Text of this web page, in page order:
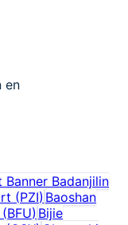
en
Banner Badanjilin
(PZI) Baoshan
(BFU) Bijie